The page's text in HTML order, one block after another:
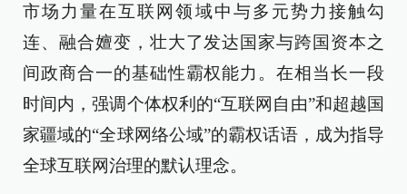
市场力量在互联网领域中与多元势力接触勾
连、融合嬗变，壮大了发达国家与跨国资本之
间政商合一的基础性霸权能力。在相当长一段
时间内，强调个体权利的“互联网自由”和超越国
家疆域的“全球网络公域”的霸权话语，成为指导
全球互联网治理的默认理念。